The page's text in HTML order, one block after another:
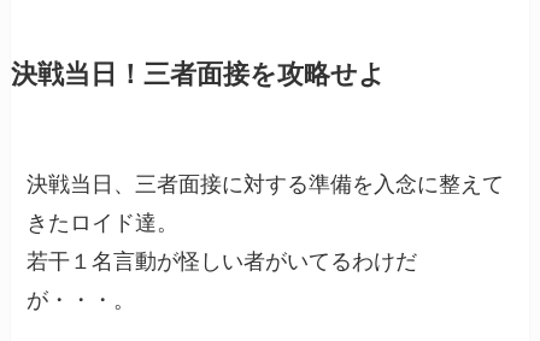
決戦当日！三者面接を攻略せよ
決戦当日、三者面接に対する準備を入念に整えて
きたロイド達。
若干１名言動が怪しい者がいてるわけだ
が・・・。